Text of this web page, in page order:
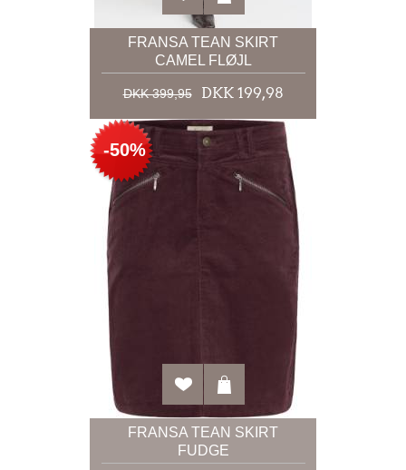
FRANSA TEAN SKIRT
CAMEL FLØJL
DKK 399,95 DKK 199,98
-50%
FRANSA TEAN SKIRT
FUDGE